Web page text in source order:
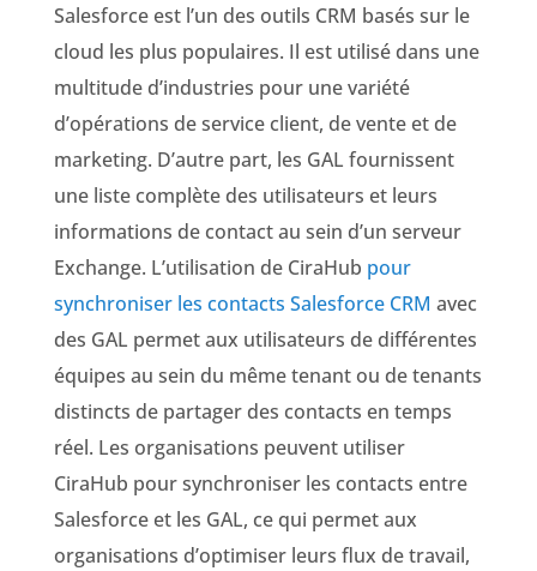
Salesforce est l’un des outils CRM basés sur le
cloud les plus populaires. Il est utilisé dans une
multitude d’industries pour une variété
d’opérations de service client, de vente et de
marketing. D’autre part, les GAL fournissent
une liste complète des utilisateurs et leurs
informations de contact au sein d’un serveur
Exchange. L’utilisation de CiraHub pour
synchroniser les contacts Salesforce CRM avec
des GAL permet aux utilisateurs de différentes
équipes au sein du même tenant ou de tenants
distincts de partager des contacts en temps
réel. Les organisations peuvent utiliser
CiraHub pour synchroniser les contacts entre
Salesforce et les GAL, ce qui permet aux
organisations d’optimiser leurs flux de travail,